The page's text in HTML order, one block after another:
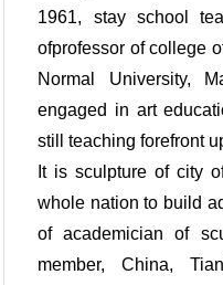
1961, stay school
ofprofessor of college
Normal University,
engaged in art
still teaching forefront
It is sculpture of city
whole nation to build
of academician of
member, China,